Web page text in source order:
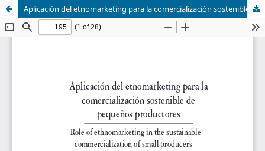
Aplicación del etnomarketing para la comercialización sostenible de pequeños productores